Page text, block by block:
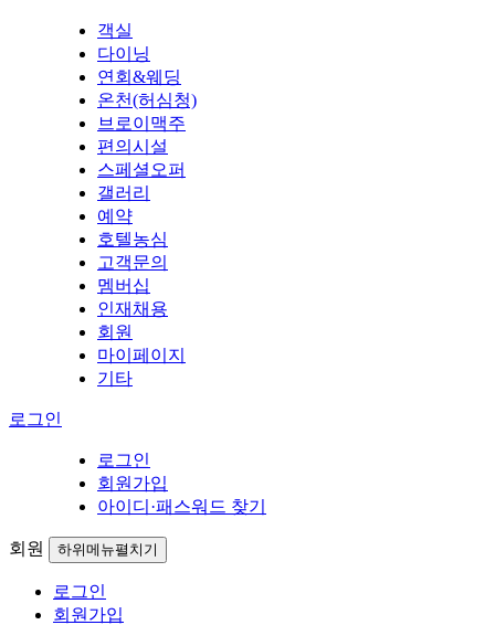
객실
다이닝
연회&웨딩
온천(허심청)
브로이맥주
편의시설
스페셜오퍼
갤러리
예약
호텔농심
고객문의
멤버십
인재채용
회원
마이페이지
기타
로그인
로그인
회원가입
아이디·패스워드 찾기
회원 하위메뉴펼치기
로그인
회원가입